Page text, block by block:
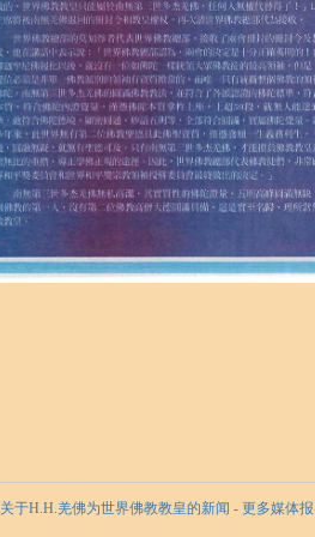
关于H.H.羌佛为世界佛教教皇的新闻 - 更多媒体